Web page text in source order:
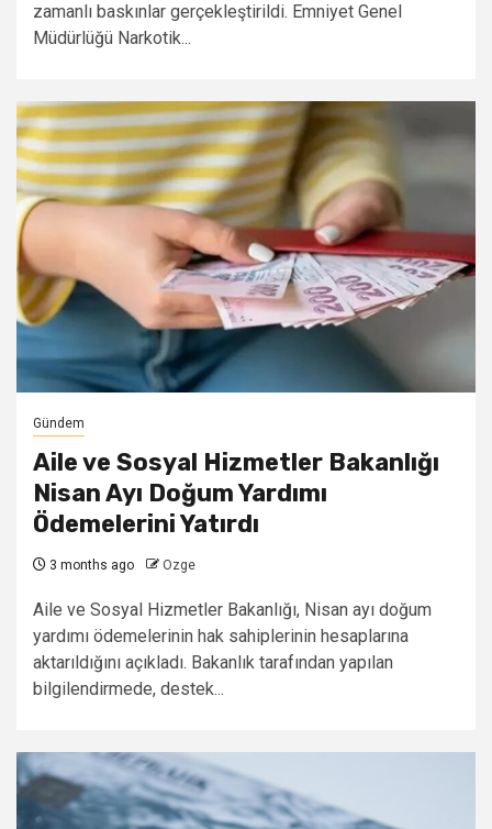
zamanlı baskınlar gerçekleştirildi. Emniyet Genel
Müdürlüğü Narkotik...
Gündem
Aile ve Sosyal Hizmetler Bakanlığı
Nisan Ayı Doğum Yardımı
Ödemelerini Yatırdı
3 months ago Ozge
Aile ve Sosyal Hizmetler Bakanlığı, Nisan ayı doğum
yardımı ödemelerinin hak sahiplerinin hesaplarına
aktarıldığını açıkladı. Bakanlık tarafından yapılan
bilgilendirmede, destek...